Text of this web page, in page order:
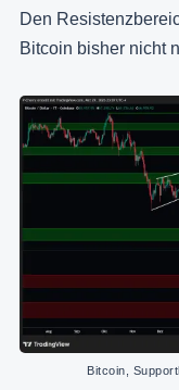
Den
Bitcoin bisher nicht
Bitcoin,